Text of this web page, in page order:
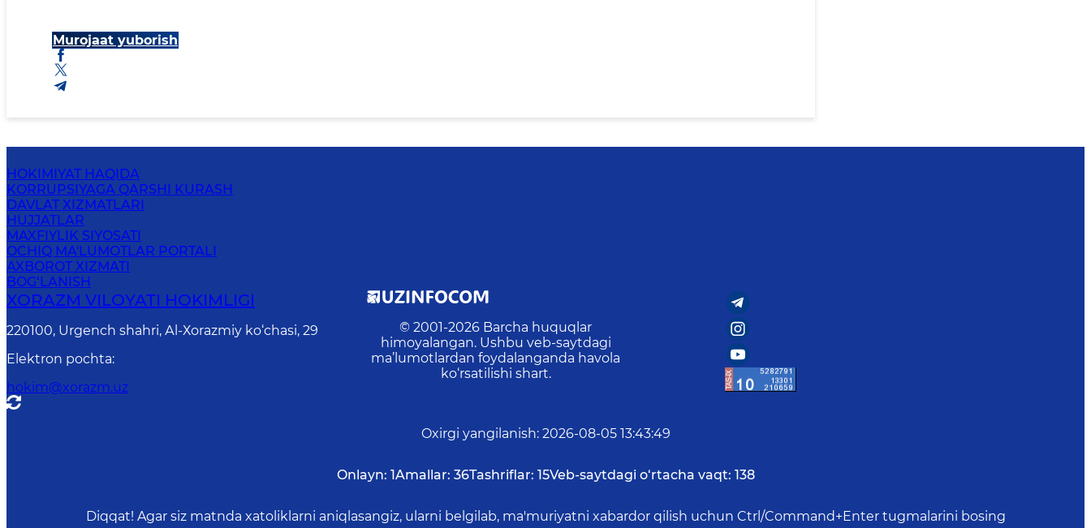
Murojaat yuborish
HOKIMIYAT HAQIDA
KORRUPSIYAGA QARSHI KURASH
DAVLAT XIZMATLARI
HUJJATLAR
MAXFIYLIK SIYOSATI
OCHIQ MA'LUMOTLAR PORTALI
AXBOROT XIZMATI
BOG‘LANISH
XORAZM VILОYATI HОKIMLIGI
220100, Urgеnch shаhri, Аl-Хоrаzmiy ko‘chаsi, 29
Elektron pochta:
hokim@xorazm.uz
© 2001-2026 Barcha huquqlar
himoyalangan. Ushbu veb-saytdagi
ma’lumotlardan foydalanganda havola
ko‘rsatilishi shart.
Oxirgi yangilanish: 2026-08-05 13:43:49
Onlayn: 1Amallar: 36Tashriflar: 15Veb-saytdagi o‘rtacha vaqt: 138
Diqqat! Agar siz matnda xatoliklarni aniqlasangiz, ularni belgilab, ma'muriyatni xabardor qilish uchun Ctrl/Command+Enter tugmalarini bosing